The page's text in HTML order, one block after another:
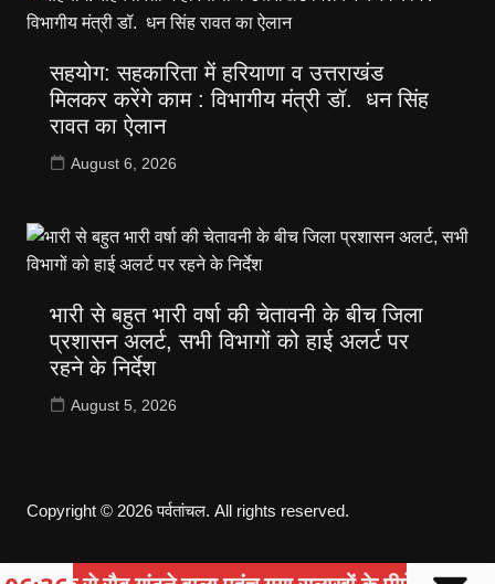
सहयोग: सहकारिता में हरियाणा व उत्तराखंड
मिलकर करेंगे काम : विभागीय मंत्री डॉ. धन सिंह
रावत का ऐलान
August 6, 2026
भारी से बहुत भारी वर्षा की चेतावनी के बीच जिला
प्रशासन अलर्ट, सभी विभागों को हाई अलर्ट पर
रहने के निर्देश
August 5, 2026
Copyright © 2026 पर्वतांचल. All rights reserved.